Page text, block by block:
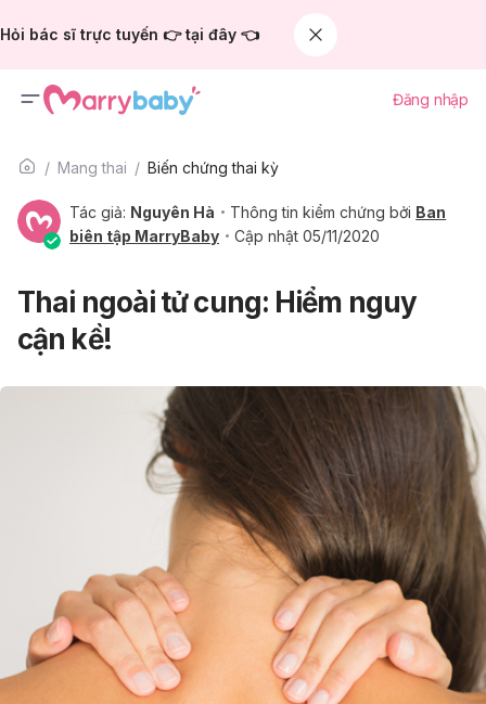
Hỏi bác sĩ trực tuyến 👉 tại đây 👈
Đăng nhập
Mang thai Biến chứng thai kỳ
Tác giả: Nguyên Hà Thông tin kiểm chứng bởi Ban
biên tập MarryBaby
Cập nhật 05/11/2020
Thai ngoài tử cung: Hiểm nguy
cận kề!